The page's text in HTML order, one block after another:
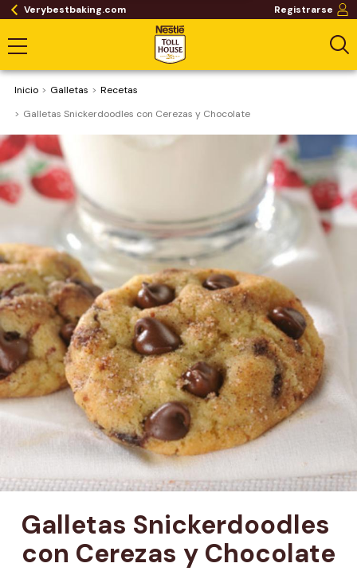
Verybestbaking.com Registrarse
Inicio Galletas
Recetas
Galletas Snickerdoodles con Cerezas y Chocolate
Galletas Snickerdoodles
con Cerezas y Chocolate